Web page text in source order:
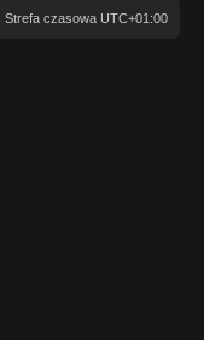
Strefa czasowa UTC+01:00